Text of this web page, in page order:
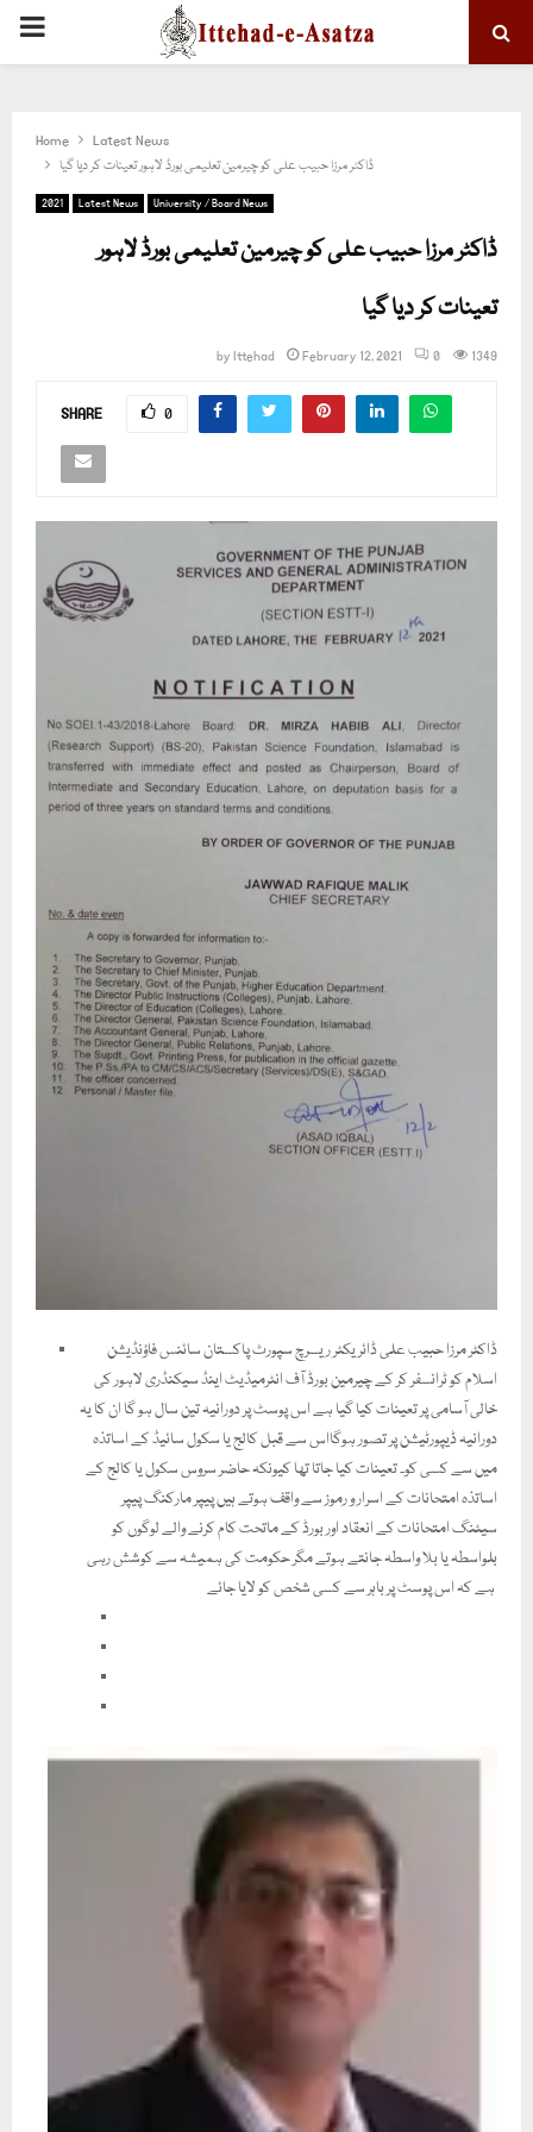
PRIMARY
Home
Latest News
ڈاکٹر مرزا حبیب علی کو چیرمین تعلیمی بورڈ لاہور تعینات کر دیا گیا
2021 Latest News University / Board News
ڈاکٹر مرزا حبیب علی کو چیرمین تعلیمی بورڈ لاہور
تعینات کر دیا گیا
byIttehad February 12, 2021 0 1349
SHARE 0
ڈاکٹر مرزا حبیب علی ڈائریکٹر ریسرچ سپورٹ پاکستان سائنس فاؤنڈیشن
اسلام کو ٹرانسفر کر کے چیرمین بورڈ آف انٹرمیڈیٹ اینڈ سیکنڈری لاہور کی
خالی آسامی پر تعینات کیا گیا ہے اس پوسٹ پر دورانیہ تین سال ہو گا ان کا یہ
دورانیہ ڈیپورٹیشن پر تصور ہوگااس سے قبل کالج یا سکول سائیڈ کے اساتذہ
میں سے کسی کو۔ تعینات کیا جاتا تھا کیونکہ حاضر سروس سکول یا کالج کے
اساتذہ امتحانات کے اسرار و رموز سے واقف ہوتے ہیں پیپر مارکنگ پیپر
سیٹنگ امتحانات کے انعقاد اور بورڈ کے ماتحت کام کرنے والے لوگوں کو
بلواسطہ یا بلا واسطہ جانتے ہوتے مگر حکومت کی ہمیشہ سے کوشش رہی